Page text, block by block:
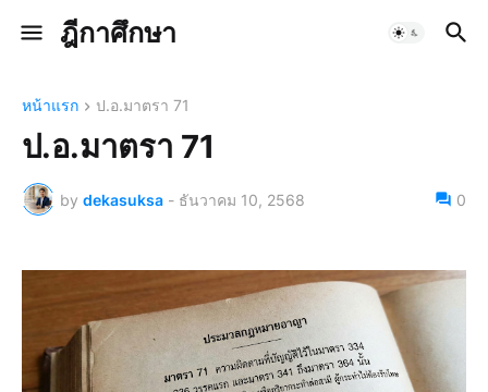
ฎีกาศึกษา
หน้าแรก ป.อ.มาตรา 71
ป.อ.มาตรา 71
by dekasuksa - ธันวาคม 10, 2568 0